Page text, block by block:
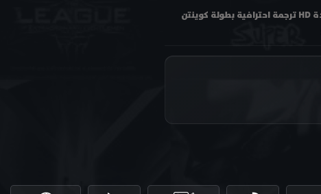
مشاهدة فيلم تحرير جانجو Django Unchained 2012 مترجم اون لاين وتحميل بجودة عالية متعددة HD ترجمة احترافية بطولة كوينتن